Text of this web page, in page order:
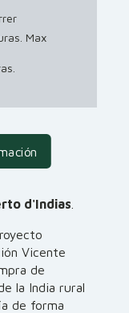
Max
d'Indias
Vicente
de
la India rural
de forma